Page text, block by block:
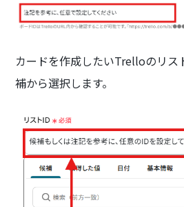
カードを作成したいTrelloのリス
補から選択します。